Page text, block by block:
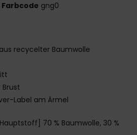
Farbcode gng0
recycelter Baumwolle
Label am Ärmel
[Hauptstoff] 70 % Baumwolle, 30 %